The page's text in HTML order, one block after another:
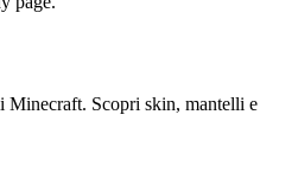
Minecraft. Scopri skin, mantelli e